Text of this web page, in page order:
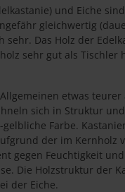
und Eiche
gleichwertig
sehr. Das Holz der
sehr gut als Tischler
etwas teurer
sich in Struktur
Farbe.
der im Kernholz
gegen Feuchtigkeit und
Die Holzstruktur der
der Eiche.